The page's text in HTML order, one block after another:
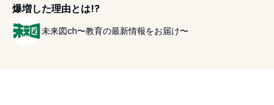
爆増した理由とは!?
未来図ch〜教育の最新情報をお届け〜